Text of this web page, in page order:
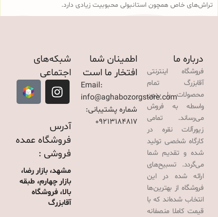
تراش‌های خاص همچون استانبولی محبوبیت زیادی دارد.
درباره ما
فروشگاه اینترنتی
آقابزرگ تمام
محصولات را بدون
واسطه به فروش
می‌رساند. تمامی
زیورآلات نقره در
کارگاه شخصی تولید
شده و تقدیم شما
می‌گردد. تسبیح‌های
ارائه شده در این
فروشگاه از بهترین‌ها
انتخاب شده‌اند که با
قیمت کاملا منصفانه
اطمینان شما
افتخار ما است
Email:
info@aghabozorgstore.com
شماره پشتیبانی:
09213184817
شبکه‌های
اجتماعی
آدرس
فروشگاه عمده
فروشی :
مشهد، بازار رضا،
بازار چهارم، طبقه
بالا، فروشگاه
آقابزرگ